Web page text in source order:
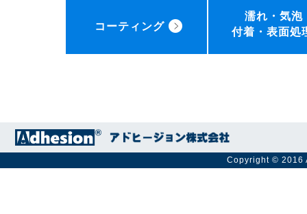
コーティング
濡れ・気泡
付着・表面処
Copyright © 2016